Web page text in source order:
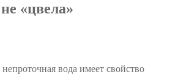
«цвела»
вода имеет свойство